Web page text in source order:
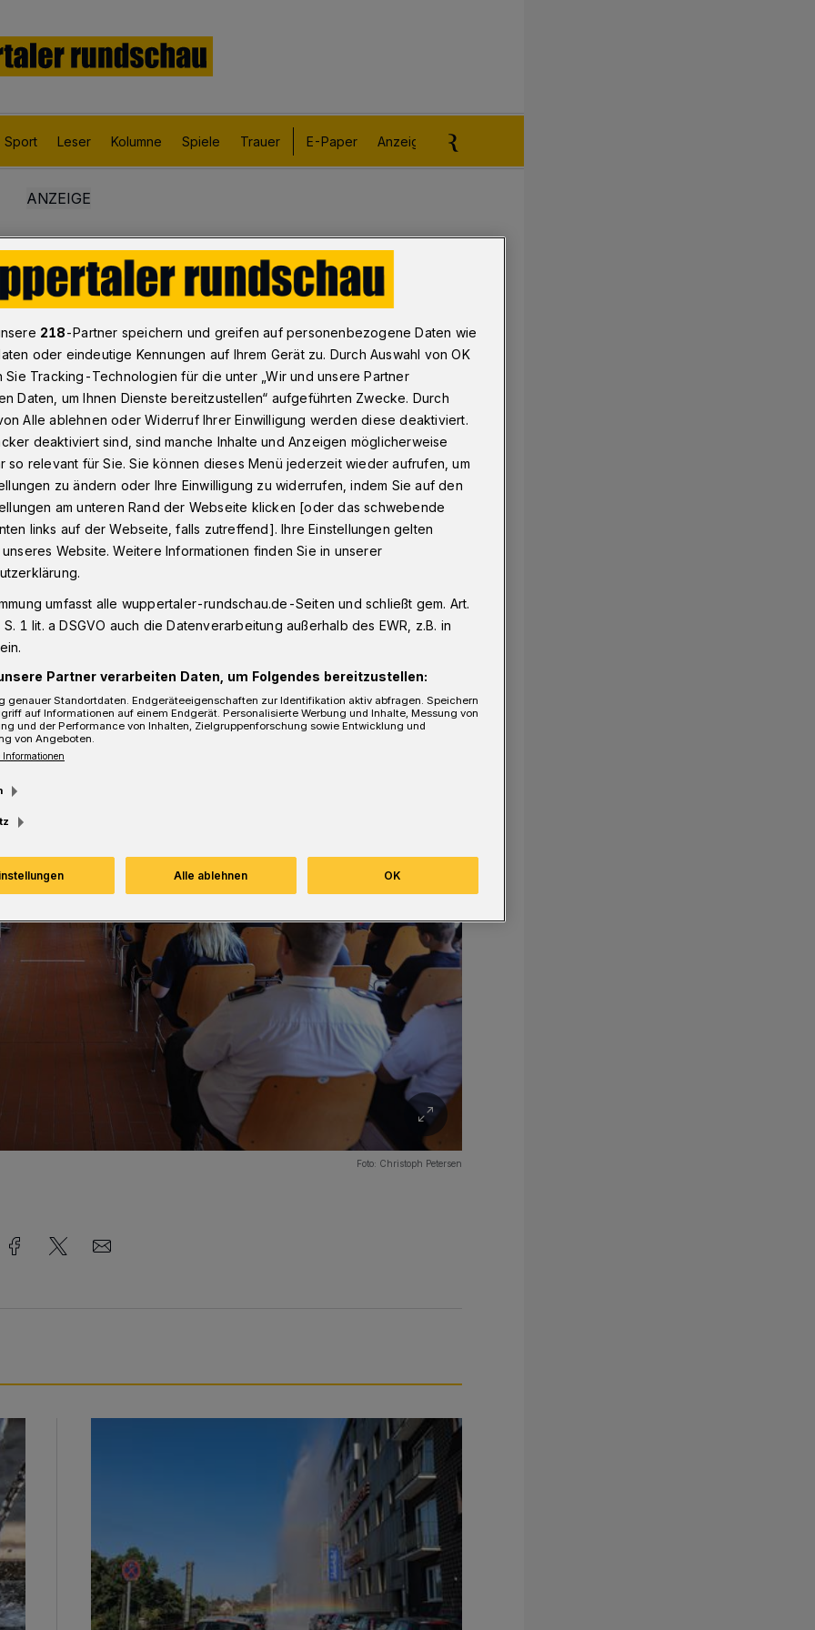
Sport Leser Kolumne Spiele Trauer E-Paper Anzeigen aufgeben
feiert mit seinem Nachwuchs​
Nachwuchs
1/18
Foto: Christoph Petersen
218-Partner speichern und greifen auf personenbezogene Daten wie
oder eindeutige Kennungen auf Ihrem Gerät zu. Durch Auswahl von OK
Sie Tracking-Technologien für die unter „Wir und unsere Partner
Daten, um Ihnen Dienste bereitzustellen“ aufgeführten Zwecke. Durch
Alle ablehnen oder Widerruf Ihrer Einwilligung werden diese deaktiviert.
deaktiviert sind, sind manche Inhalte und Anzeigen möglicherweise
so relevant für Sie. Sie können dieses Menü jederzeit wieder aufrufen, um
zu ändern oder Ihre Einwilligung zu widerrufen, indem Sie auf den
am unteren Rand der Webseite klicken [oder das schwebende
links auf der Webseite, falls zutreffend]. Ihre Einstellungen gelten
Website. Weitere Informationen finden Sie in unserer
umfasst alle wuppertaler-rundschau.de-Seiten und schließt gem. Art.
1 lit. a DSGVO auch die Datenverarbeitung außerhalb des EWR, z.B. in
Partner verarbeiten Daten, um Folgendes bereitzustellen:
genauer Standortdaten. Endgeräteeigenschaften zur Identifikation aktiv abfragen. Speichern
auf Informationen auf einem Endgerät. Personalisierte Werbung und Inhalte, Messung von
und der Performance von Inhalten, Zielgruppenforschung sowie Entwicklung und
von Angeboten.
Alle ablehnen OK